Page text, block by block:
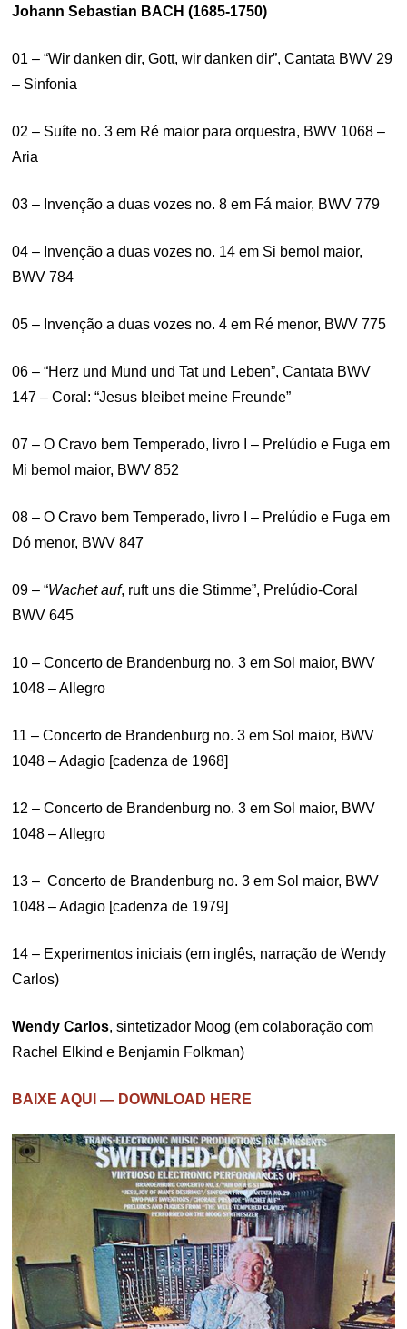
Johann Sebastian BACH (1685-1750)
01 – “Wir danken dir, Gott, wir danken dir”, Cantata BWV 29
– Sinfonia
02 – Suíte no. 3 em Ré maior para orquestra, BWV 1068 –
Aria
03 – Invenção a duas vozes no. 8 em Fá maior, BWV 779
04 – Invenção a duas vozes no. 14 em Si bemol maior,
BWV 784
05 – Invenção a duas vozes no. 4 em Ré menor, BWV 775
06 – “Herz und Mund und Tat und Leben”, Cantata BWV
147 – Coral: “Jesus bleibet meine Freunde”
07 – O Cravo bem Temperado, livro I – Prelúdio e Fuga em
Mi bemol maior, BWV 852
08 – O Cravo bem Temperado, livro I – Prelúdio e Fuga em
Dó menor, BWV 847
09 – “Wachet auf, ruft uns die Stimme”, Prelúdio-Coral
BWV 645
10 – Concerto de Brandenburg no. 3 em Sol maior, BWV
1048 – Allegro
11 – Concerto de Brandenburg no. 3 em Sol maior, BWV
1048 – Adagio [cadenza de 1968]
12 – Concerto de Brandenburg no. 3 em Sol maior, BWV
1048 – Allegro
13 – Concerto de Brandenburg no. 3 em Sol maior, BWV
1048 – Adagio [cadenza de 1979]
14 – Experimentos iniciais (em inglês, narração de Wendy
Carlos)
Wendy Carlos, sintetizador Moog (em colaboração com
Rachel Elkind e Benjamin Folkman)
BAIXE AQUI — DOWNLOAD HERE